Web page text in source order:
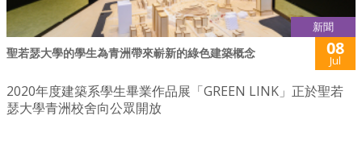
新聞
聖若瑟大學的學生為青洲帶來嶄新的綠色建築概念 08
Jul
2020年度建築系學生畢業作品展「GREEN LINK」正於聖若
瑟大學青洲校舍向公眾開放